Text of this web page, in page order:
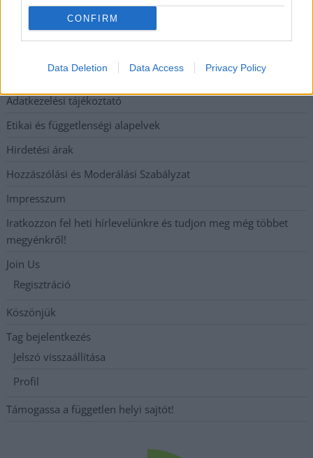
CONFIRM
Data Deletion Data Access Privacy Policy
miatt ingyenes a strandolás Szolnokon
Elérhetőség
Adatkezelési tájékoztató
Etikai és függetlenségi alapelvek
Hirdetési árak
Hozzászólási és Moderálási Szabályzat
Impresszum
Iratkozzon fel heti hírlevelünkre és tudjon meg még többet
megyénkről!
Join Us
Regisztráció
Köszönjük
Tag bejelentkezés
Jelszó visszaállítása
Profil
Támogassa a független helyi sajtót!